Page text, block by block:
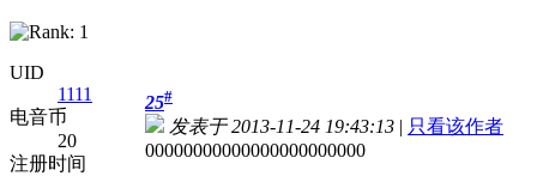
UID
1111
电音币
20
注册时间
25#
发表于 2013-11-24 19:43:13 | 只看该作者
00000000000000000000000